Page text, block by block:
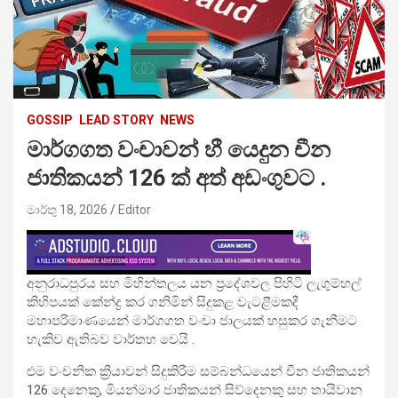
GOSSIP LEAD STORY NEWS
මාර්ගගත වංචාවන් හී යෙදුන චීන
ජාතිකයන් 126 ක් අත් අඩංගුවට .
මාර්තු 18, 2026 Editor
අනුරාධපුරය සහ මිහින්තලය යන ප්‍රදේශවල පිහිටි ලැගුම්හල්
කිහිපයක් කේන්ද්‍ර කර ගනිමින් සිදුකළ වැටළීමකදී
මහාපරිමාණයෙන් මාර්ගගත වංචා ජාලයක් හසුකර ගැනීමට
හැකිව ඇතිබව වාර්තහ වෙයි .
එම වංචනික ක්‍රියාවන් සිදුකිරීම සම්බන්ධයෙන් චීන ජාතිකයන්
126 දෙනෙකු, මියන්මාර ජාතිකයන් සිව්දෙනකු සහ තායිවාන